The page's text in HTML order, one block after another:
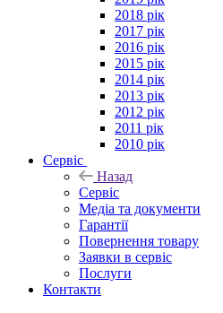
2018 рік
2017 рік
2016 рік
2015 рік
2014 рік
2013 рік
2012 рік
2011 рік
2010 рік
Сервіс
Назад
Сервіс
Медіа та документи
Гарантії
Повернення товару
Заявки в сервіс
Послуги
Контакти